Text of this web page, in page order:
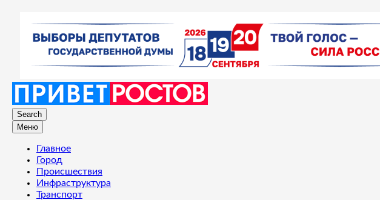
Search
Меню
Главное
Город
Происшествия
Инфраструктура
Транспорт